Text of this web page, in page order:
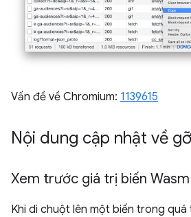
Vấn đề về Chromium: 1139615
Nội dung cập nhật về
Xem trước giá trị biến
Khi di chuột lên một biến trong quá